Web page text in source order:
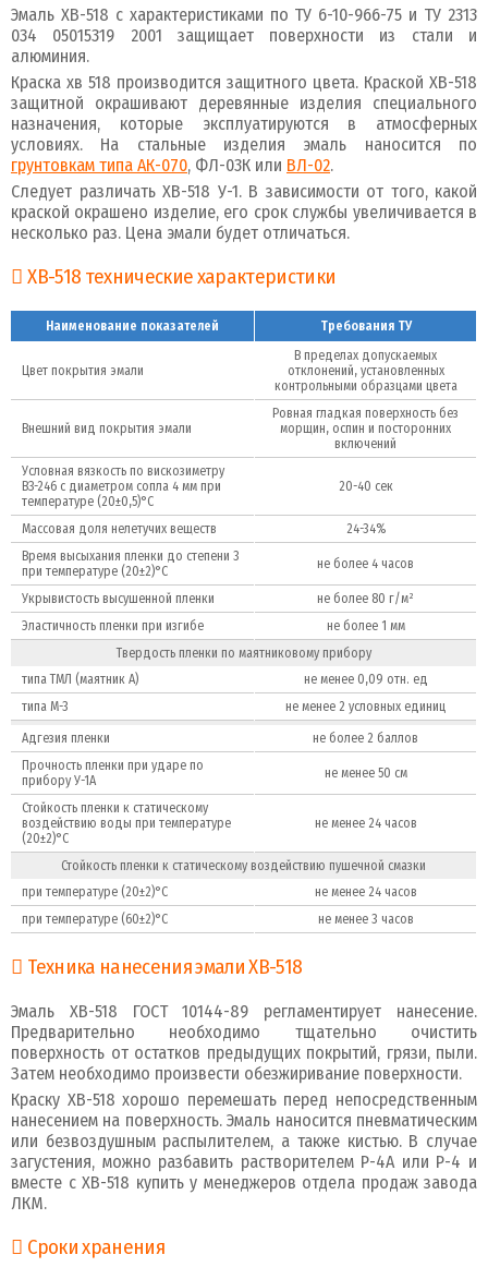
Эмаль ХВ-518 с характеристиками по ТУ 6-10-966-75 и ТУ 2313
034 05015319 2001 защищает поверхности из стали и
алюминия.
Краска хв 518 производится защитного цвета. Краской ХВ-518
защитной окрашивают деревянные изделия специального
назначения, которые эксплуатируются в атмосферных
условиях. На стальные изделия эмаль наносится по
грунтовкам типа АК-070, ФЛ-03К или ВЛ-02.
Следует различать ХВ-518 У-1. В зависимости от того, какой
краской окрашено изделие, его срок службы увеличивается в
несколько раз. Цена эмали будет отличаться.
ХВ-518 технические характеристики
Наименование показателей Требования ТУ
Цвет покрытия эмали
В пределах допускаемых
отклонений, установленных
контрольными образцами цвета
Внешний вид покрытия эмали
Ровная гладкая поверхность без
морщин, оспин и посторонних
включений
Условная вязкость по вискозиметру
ВЗ-246 с диаметром сопла 4 мм при
температуре (20±0,5)°С
20-40 сек
Массовая доля нелетучих веществ
24-34%
Время высыхания пленки до степени 3
при температуре (20±2)°С
не более 4 часов
Укрывистость высушенной пленки
не более 80 г/м²
Эластичность пленки при изгибе
не более 1 мм
Твердость пленки по маятниковому прибору
типа ТМЛ (маятник А)
не менее 0,09 отн. ед
типа М-3
не менее 2 условных единиц
Адгезия пленки
не более 2 баллов
Прочность пленки при ударе по
прибору У-1А
не менее 50 см
Стойкость пленки к статическому
воздействию воды при температуре
(20±2)°С
не менее 24 часов
Стойкость пленки к статическому воздействию пушечной смазки
при температуре (20±2)°С
не менее 24 часов
при температуре (60±2)°С
не менее 3 часов
Техника нанесения эмали ХВ-518
Эмаль ХВ-518 ГОСТ 10144-89 регламентирует нанесение.
Предварительно необходимо тщательно очистить
поверхность от остатков предыдущих покрытий, грязи, пыли.
Затем необходимо произвести обезжиривание поверхности.
Краску ХВ-518 хорошо перемешать перед непосредственным
нанесением на поверхность. Эмаль наносится пневматическим
или безвоздушным распылителем, а также кистью. В случае
загустения, можно разбавить растворителем Р-4А или Р-4 и
вместе с ХВ-518 купить у менеджеров отдела продаж завода
ЛКМ.
Сроки хранения